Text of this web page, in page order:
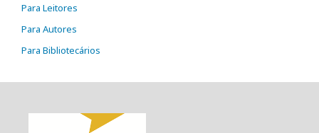
Para Leitores
Para Autores
Para Bibliotecários